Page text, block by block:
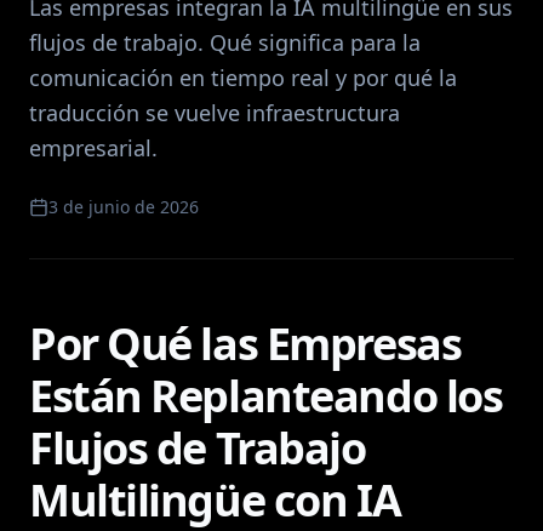
Las empresas integran la IA multilingüe en sus
flujos de trabajo. Qué significa para la
comunicación en tiempo real y por qué la
traducción se vuelve infraestructura
empresarial.
3 de junio de 2026
Por Qué las Empresas
Están Replanteando los
Flujos de Trabajo
Multilingüe con IA